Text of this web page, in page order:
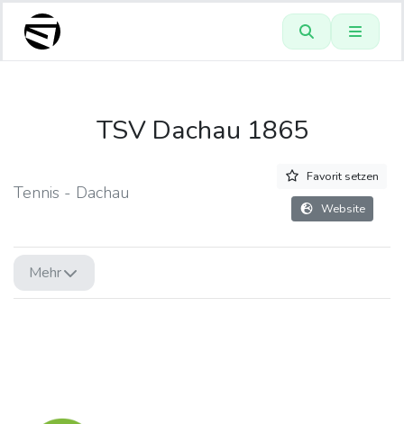
TSV Dachau 1865
Tennis - Dachau
Favorit setzen
Website
Mehr